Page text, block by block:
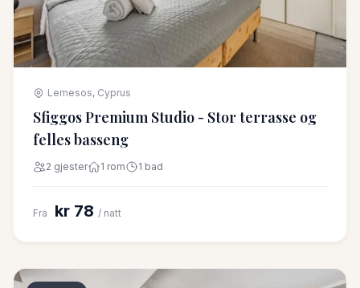
Lemesos, Cyprus
Sfiggos Premium Studio - Stor terrasse og
felles basseng
2 gjester 1 rom 1 bad
Fra kr 78 / natt